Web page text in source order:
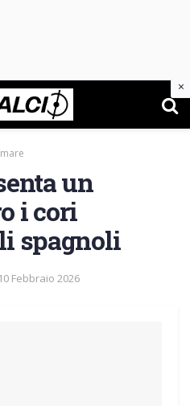
un
i cori
spagnoli
10 Febbraio 2026
×